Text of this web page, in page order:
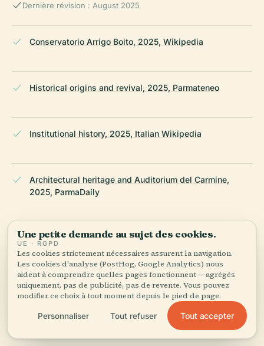
Dernière révision : August 2025
Conservatorio Arrigo Boito, 2025, Wikipedia
Historical origins and revival, 2025, Parmateneo
Institutional history, 2025, Italian Wikipedia
Architectural heritage and Auditorium del Carmine,
2025, ParmaDaily
Cultural programming and concerts, 2025, Agenparl
Conservatory’s official website, 2025
Une petite demande au sujet des cookies.
UE · RGPD
Les cookies strictement nécessaires assurent la navigation.
Les cookies d'analyse (PostHog, Google Analytics) nous
aident à comprendre quelles pages fonctionnent — agrégés
uniquement, pas de publicité, pas de revente. Vous pouvez
modifier ce choix à tout moment depuis le pied de page.
Personnaliser Tout refuser Tout accepter